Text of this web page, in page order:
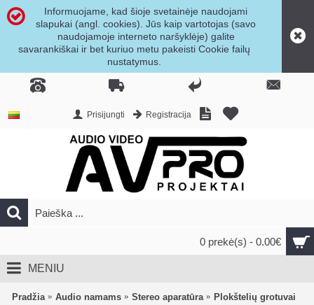
Informuojame, kad šioje svetainėje naudojami
slapukai (angl. cookies). Jūs kaip vartotojas (savo
naudojamoje interneto naršyklėje) galite
savarankiškai ir bet kuriuo metu pakeisti Cookie failų
nustatymus.
Prisijungti Registracija
0 prekė(s) - 0.00€
MENIU
Pradžia Audio namams Stereo aparatūra Plokštelių grotuvai